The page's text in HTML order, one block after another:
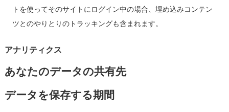
トを使ってそのサイトにログイン中の場合、埋め込みコンテン
ツとのやりとりのトラッキングも含まれます。
アナリティクス
あなたのデータの共有先
データを保存する期間